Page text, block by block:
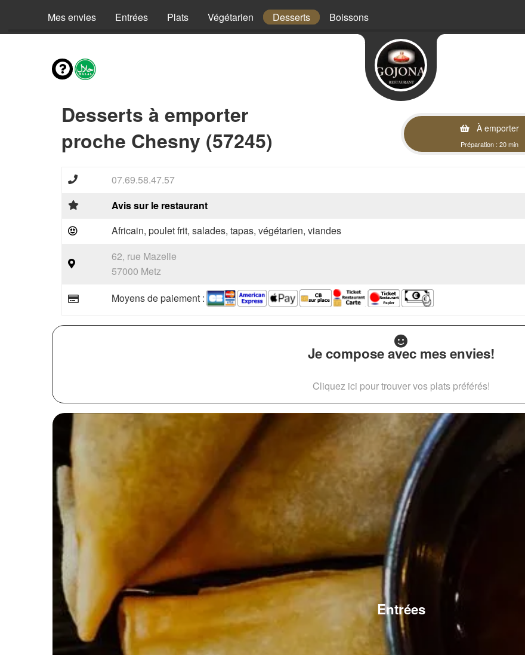
Mes envies Entrées Plats Végétarien Desserts Boissons
Desserts à emporter
proche Chesny (57245)
À emporter
Préparation : 20 min
07.69.58.47.57
Avis sur le restaurant
Africain, poulet frit, salades, tapas, végétarien, viandes
62, rue Mazelle
57000 Metz
Moyens de paiement :
Je compose avec mes envies!
Cliquez ici pour trouver vos plats préférés!
Entrées